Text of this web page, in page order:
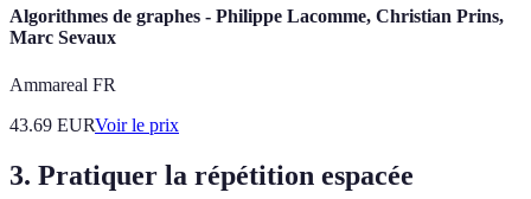
Algorithmes de graphes - Philippe Lacomme, Christian Prins,
Marc Sevaux
Ammareal FR
43.69 EURVoir le prix
3. Pratiquer la répétition espacée